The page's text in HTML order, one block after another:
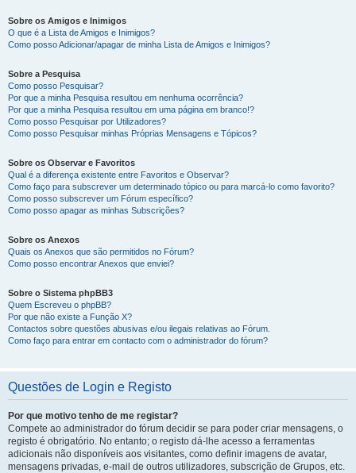
Sobre os Amigos e Inimigos
O que é a Lista de Amigos e Inimigos?
Como posso Adicionar/apagar de minha Lista de Amigos e Inimigos?
Sobre a Pesquisa
Como posso Pesquisar?
Por que a minha Pesquisa resultou em nenhuma ocorrência?
Por que a minha Pesquisa resultou em uma página em branco!?
Como posso Pesquisar por Utilizadores?
Como posso Pesquisar minhas Próprias Mensagens e Tópicos?
Sobre os Observar e Favoritos
Qual é a diferença existente entre Favoritos e Observar?
Como faço para subscrever um determinado tópico ou para marcá-lo como favorito?
Como posso subscrever um Fórum específico?
Como posso apagar as minhas Subscrições?
Sobre os Anexos
Quais os Anexos que são permitidos no Fórum?
Como posso encontrar Anexos que enviei?
Sobre o Sistema phpBB3
Quem Escreveu o phpBB?
Por que não existe a Função X?
Contactos sobre questões abusivas e/ou ilegais relativas ao Fórum.
Como faço para entrar em contacto com o administrador do fórum?
Questões de Login e Registo
Por que motivo tenho de me registar?
Compete ao administrador do fórum decidir se para poder criar mensagens, o
registo é obrigatório. No entanto; o registo dá-lhe acesso a ferramentas
adicionais não disponíveis aos visitantes, como definir imagens de avatar,
mensagens privadas, e-mail de outros utilizadores, subscrição de Grupos, etc.